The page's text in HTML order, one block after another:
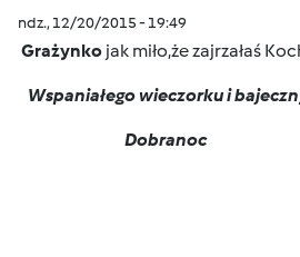
ndz., 12/20/2015 - 19:49
Grażynko jak miło,że zajrzałaś
Wspaniałego wieczorku i
Dobranoc